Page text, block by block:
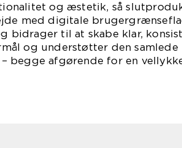
og æstetik, så
med digitale
bidrager til at skabe klar,
og understøtter den samlede
begge afgørende for en